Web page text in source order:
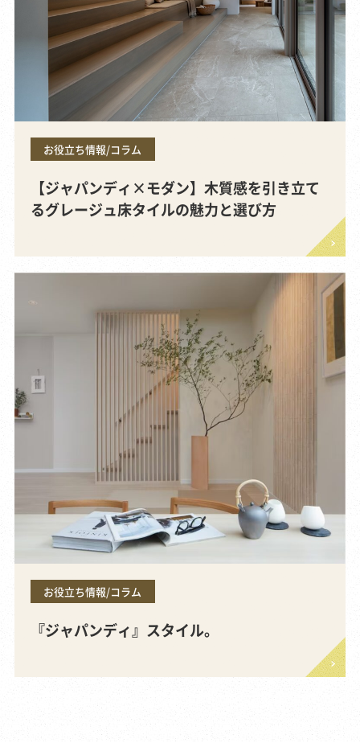
お役立ち情報/コラム
【ジャパンディ×モダン】木質感を引き立て
るグレージュ床タイルの魅力と選び方
お役立ち情報/コラム
『ジャパンディ』スタイル。